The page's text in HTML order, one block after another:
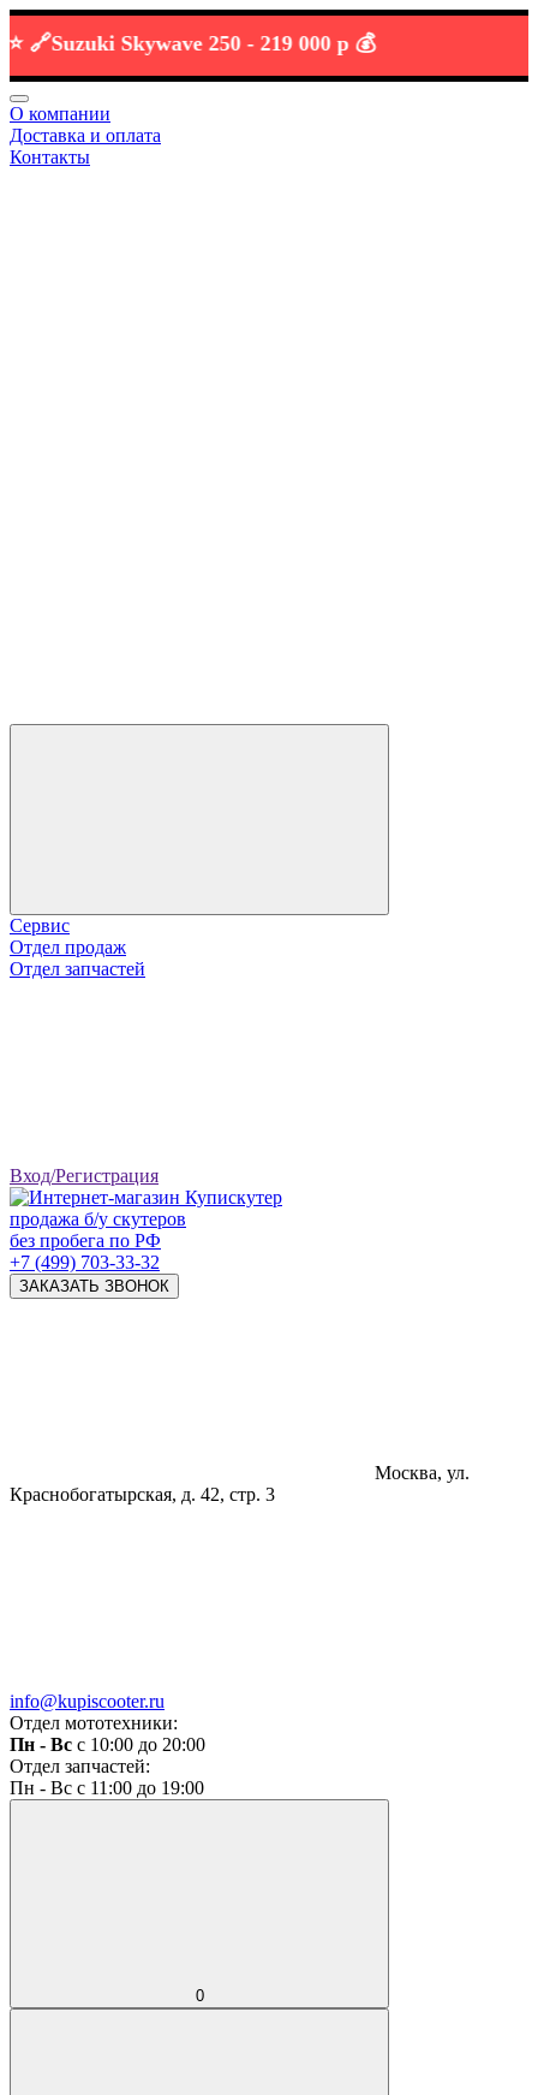
Suzuki Skywave 250 -219 000 р 💰
О компании
Доставка и оплата
Контакты
Сервис
Отдел продаж
Отдел запчастей
Вход/Регистрация
продажа б/у скутеров
без пробега по РФ
+7 (499) 703-33-32
ЗАКАЗАТЬ ЗВОНОК
Москва, ул.
Краснобогатырская, д. 42, стр. 3
info@kupiscooter.ru
Отдел мототехники:
Пн - Вс с 10:00 до 20:00
Отдел запчастей:
Пн - Вс с 11:00 до 19:00
0